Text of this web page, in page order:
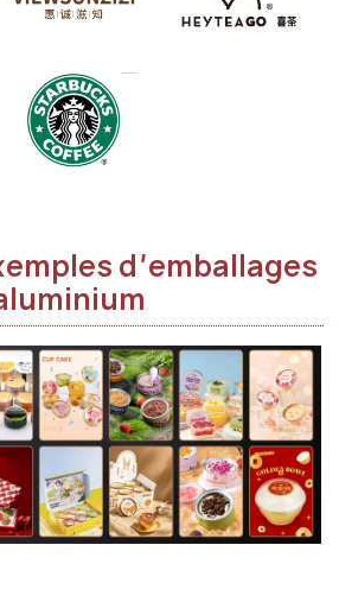
d'emballages